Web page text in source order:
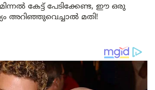
കേട്ട് പേടിക്കേണ്ട, ഈ ഒരു
അറിഞ്ഞുവെച്ചാൽ മതി!